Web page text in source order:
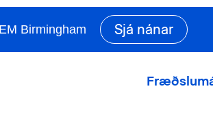
EM Birmingham Sjá nánar